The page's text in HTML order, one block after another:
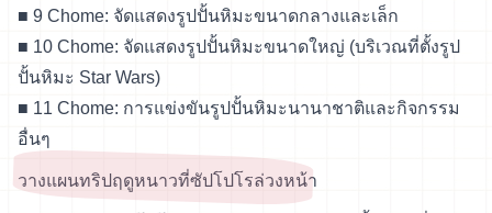
■ 9 Chome: จัดแสดงรูปปั้นหิมะขนาดกลางและเล็ก
■ 10 Chome: จัดแสดงรูปปั้นหิมะขนาดใหญ่ (บริเวณที่ตั้งรูป
ปั้นหิมะ Star Wars)
■ 11 Chome: การแข่งขันรูปปั้นหิมะนานาชาติและกิจกรรม
อื่นๆ
วางแผนทริปฤดูหนาวที่ซัปโปโรล่วงหน้า